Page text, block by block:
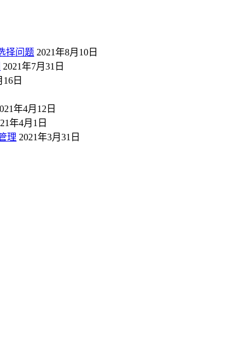
择问题 2021年8月10日
2021年7月31日
16日
年4月12日
年4月1日
理 2021年3月31日